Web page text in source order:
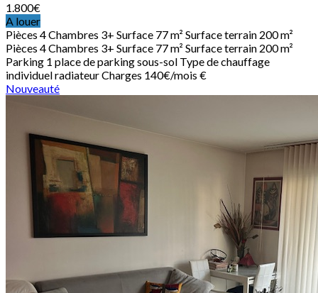
1.800€
A louer
Pièces 4Chambres 3+ Surface 77 m² Surface terrain 200 m²
Pièces 4Chambres 3+ Surface 77 m² Surface terrain 200 m²
Parking 1 place de parking sous-sol Type de chauffage
individuel radiateurCharges 140€/mois €
Nouveauté